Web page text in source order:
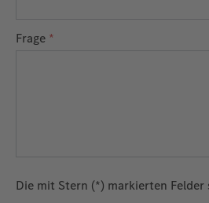
Frage *
Die mit Stern (*) markierten